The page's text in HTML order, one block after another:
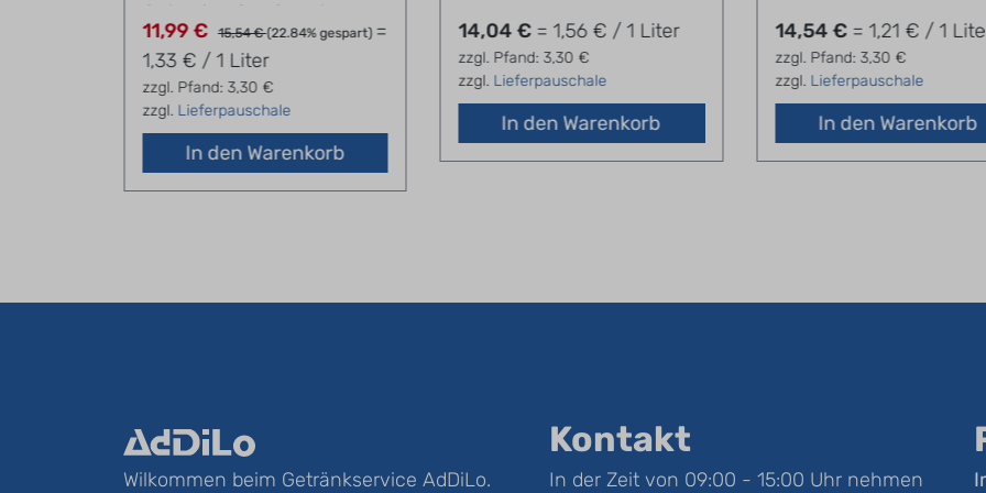
Schorle 12 x 0,75 l
11,99 € 15,54 €(22.84% gespart) =
1,33 € / 1 Liter
zzgl. Pfand: 3,30 €
zzgl. Lieferpauschale
In den Warenkorb
14,04 € = 1,56 € / 1 Liter
zzgl. Pfand: 3,30 €
zzgl. Lieferpauschale
In den Warenkorb
14,54 € = 1,21 € / 1
zzgl. Pfand: 3,30 €
zzgl. Lieferpauschale
In den Warenkorb
Wilkommen beim Getränkservice AdDiLo.
Kontakt
In der Zeit von 09:00 - 15:00 Uhr nehmen